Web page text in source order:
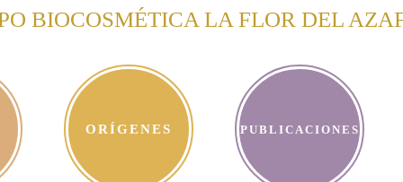
BIOCOSMÉTICA LA FLOR DEL
ORÍGENES PUBLICACIONES